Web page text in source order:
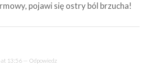
pojawi się ostry ból brzucha!
at 13:56 — Odpowiedz